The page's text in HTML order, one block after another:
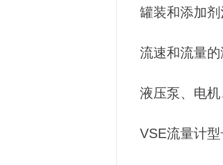
罐装和添加
流速和流量
液压泵、电
VSE流量计